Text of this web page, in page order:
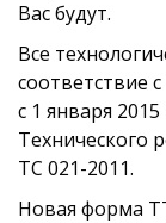
Вас будут.
Все
соответствие
с 1 января
Технического
ТС 021-2011.
Новая форма